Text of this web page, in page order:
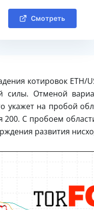
Смотреть
котировок ETH/
силы. Отменой
укажет на пробой
200. С пробоем
развития